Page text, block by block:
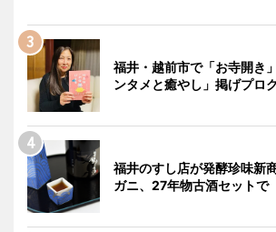
福井・越前市で「お寺開
ンタメと癒やし」掲げプロ
福井のすし店が発酵珍味新
ガニ、27年物古酒セットで